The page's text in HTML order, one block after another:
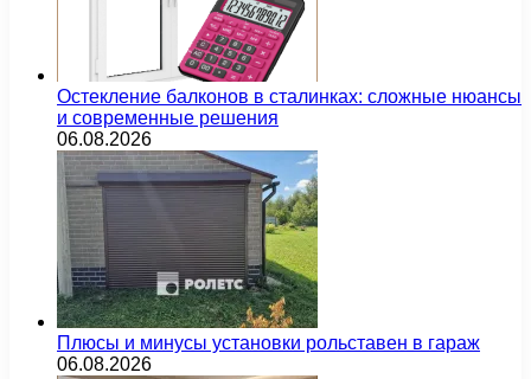
Остекление балконов в сталинках: сложные нюансы
и современные решения
06.08.2026
Плюсы и минусы установки рольставен в гараж
06.08.2026